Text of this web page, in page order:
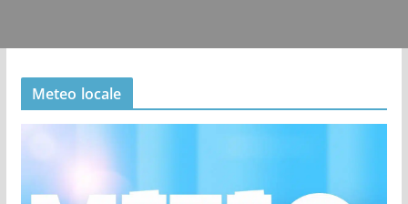
Meteo locale